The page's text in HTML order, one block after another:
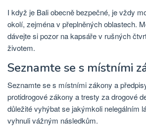
I když je Bali obecně bezpečné, je vždy
okolí, zejména v přeplněných oblastech.
dávejte si pozor na kapsáře v rušných
životem.
Seznamte se s místními
Seznamte se s místními zákony a
protidrogové zákony a tresty za drogové
důležité vyhýbat se jakýmkoli nelegálním
vyhnuli vážným následkům.